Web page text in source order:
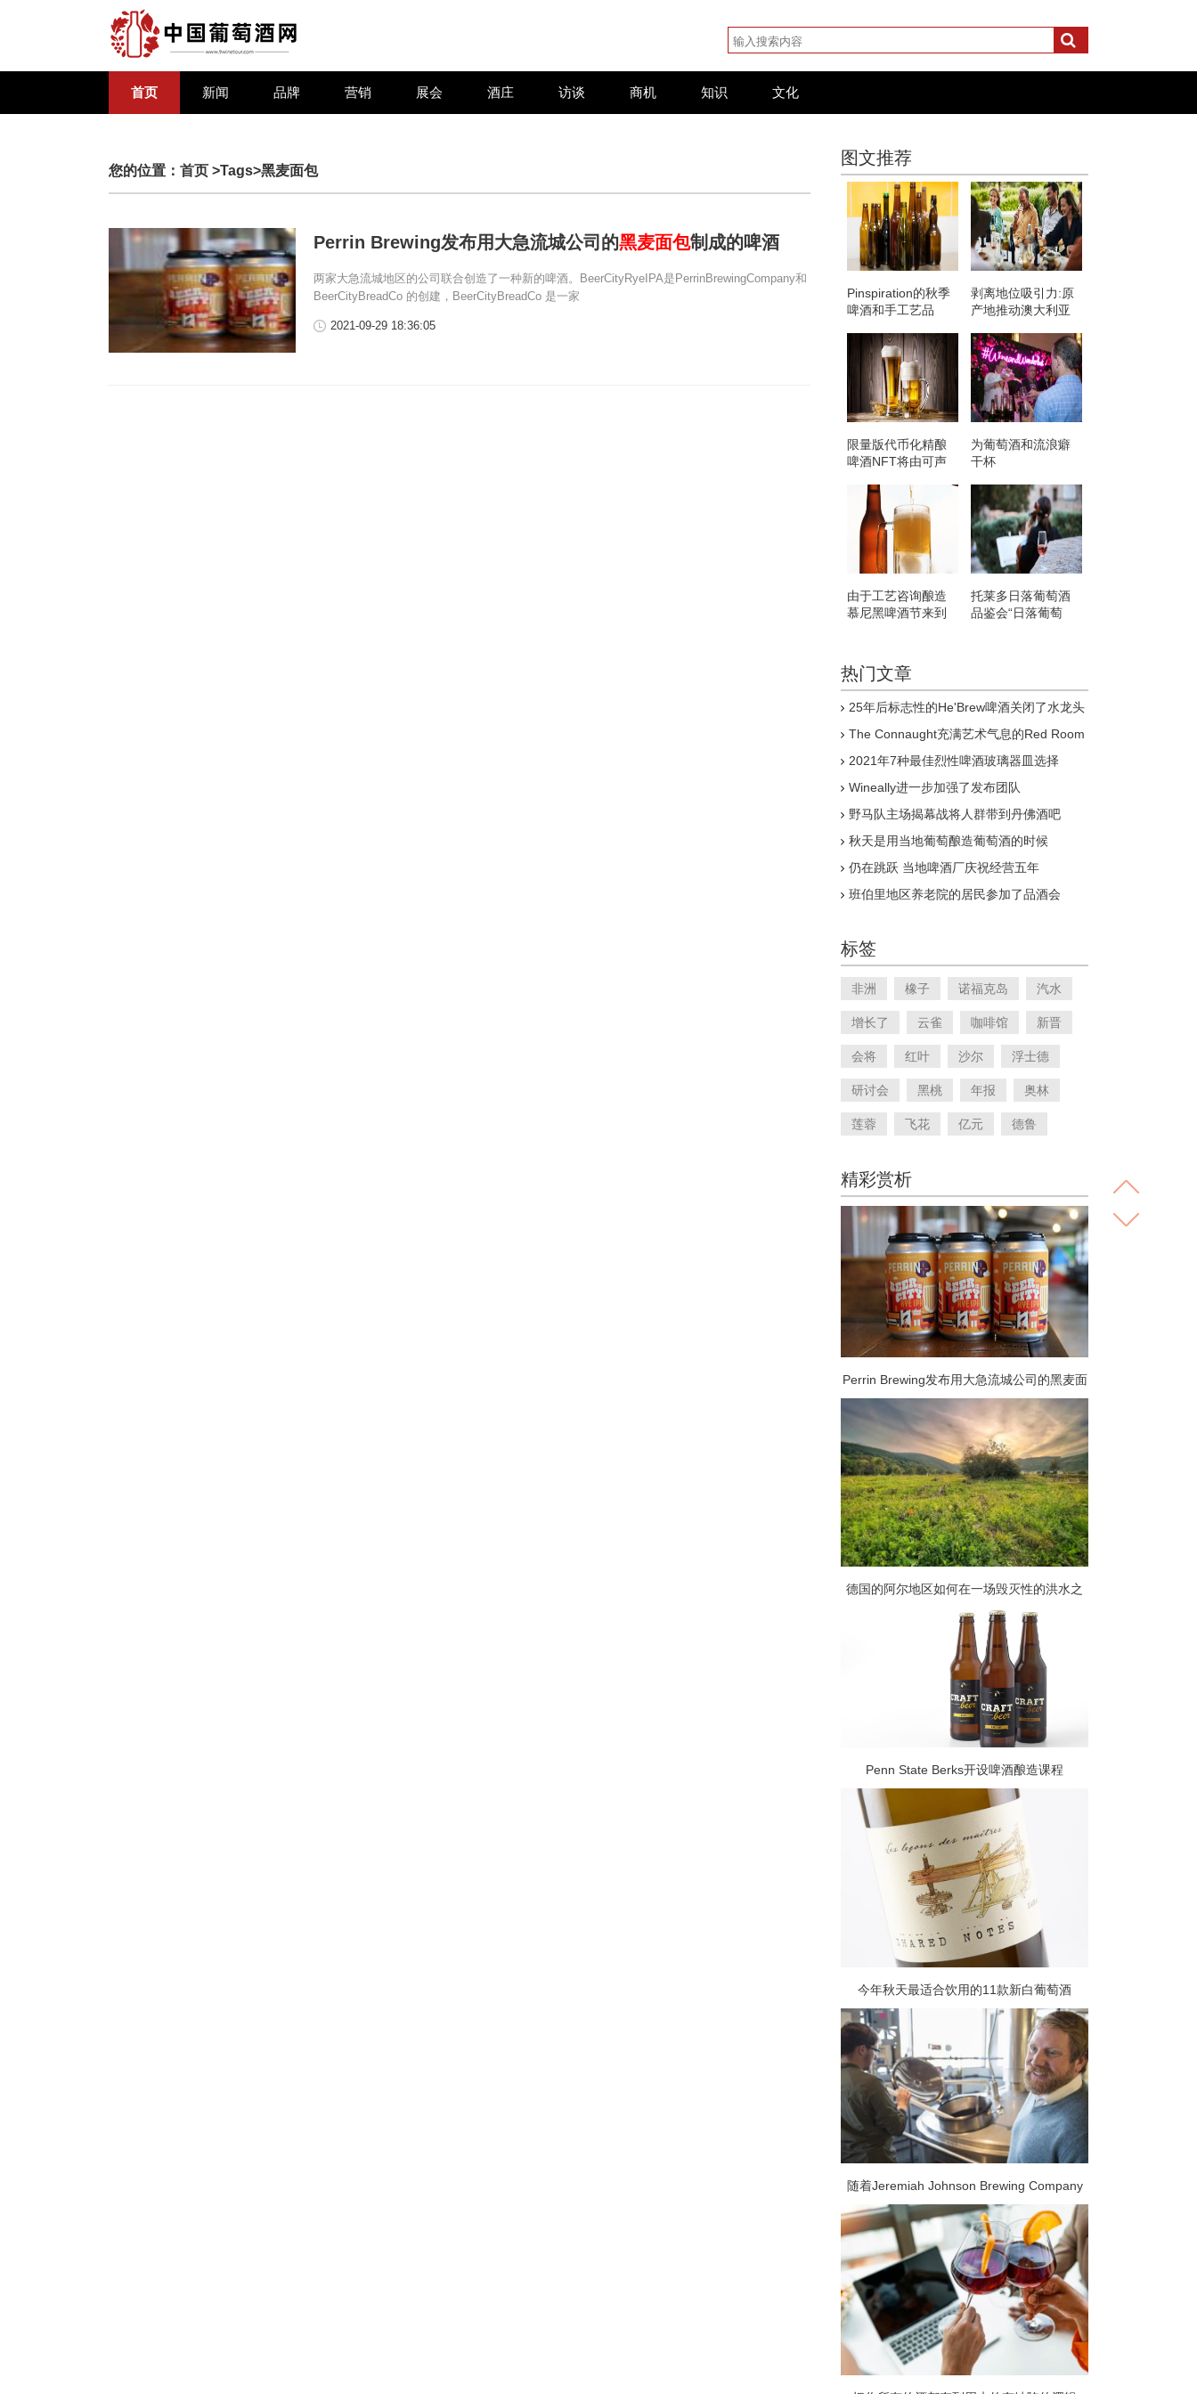
首页 新闻 品牌 营销 展会 酒庄 访谈 商机 知识 文化
您的位置： 首页 >Tags>黑麦面包
Perrin Brewing发布用大急流城公司的黑麦面包制成的啤酒
两家大急流城地区的公司联合创造了一种新的啤酒。BeerCityRyeIPA是PerrinBrewingCompany和
BeerCityBreadCo 的创建，BeerCityBreadCo 是一家
2021-09-29 18:36:05
图文推荐
Pinspiration的秋季
啤酒和手工艺品
剥离地位吸引力:原
产地推动澳大利亚
增长
限量版代币化精酿
啤酒NFT将由可声
为葡萄酒和流浪癖
干杯
由于工艺咨询酿造
慕尼黑啤酒节来到
托莱多日落葡萄酒
品鉴会“日落葡萄
热门文章
25年后标志性的He'Brew啤酒关闭了水龙头
The Connaught充满艺术气息的Red Room
2021年7种最佳烈性啤酒玻璃器皿选择
Wineally进一步加强了发布团队
野马队主场揭幕战将人群带到丹佛酒吧
秋天是用当地葡萄酿造葡萄酒的时候
仍在跳跃 当地啤酒厂庆祝经营五年
班伯里地区养老院的居民参加了品酒会
标签
非洲 橡子 诺福克岛 汽水
增长了 云雀 咖啡馆 新晋
会将 红叶 沙尔 浮士德
研讨会 黑桃 年报 奥林
莲蓉 飞花 亿元 德鲁
精彩赏析
Perrin Brewing发布用大急流城公司的黑麦面
包制成的啤酒
德国的阿尔地区如何在一场毁灭性的洪水之
Penn State Berks开设啤酒酿造课程
今年秋天最适合饮用的11款新白葡萄酒
随着Jeremiah Johnson Brewing Company
从一家小型的Great Falls公司发展成为一家
在10个州销售精酿啤酒的公司